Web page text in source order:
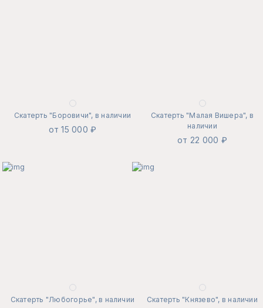
Скатерть "Боровичи", в наличии
от 15 000 ₽
Скатерть "Малая Вишера", в
наличии
от 22 000 ₽
Скатерть "Любогорье", в наличии Скатерть "Князево", в наличии